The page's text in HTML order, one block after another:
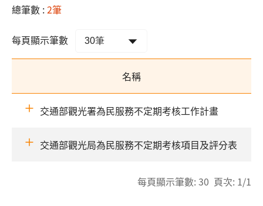
總筆數 :2筆
每頁顯示筆數
名稱
交通部觀光署為民服務不定期考核工作計畫
交通部觀光局為民服務不定期考核項目及評分表
每頁顯示筆數: 30 頁次: 1/1